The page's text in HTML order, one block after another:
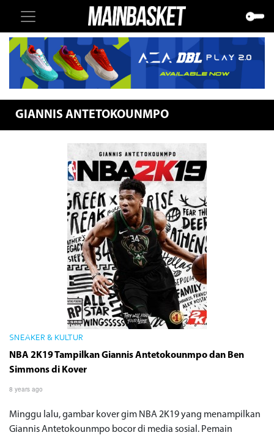
GIANNIS ANTETOKOUNMPO
SNEAKER & KULTUR
NBA 2K19 Tampilkan Giannis Antetokounmpo dan Ben
Simmons di Kover
8 years ago
Minggu lalu, gambar kover gim NBA 2K19 yang menampilkan
Giannis Antetokounmpo bocor di media sosial. Pemain